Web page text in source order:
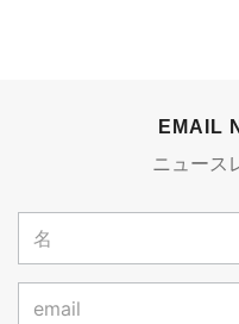
EMAIL
ニュース